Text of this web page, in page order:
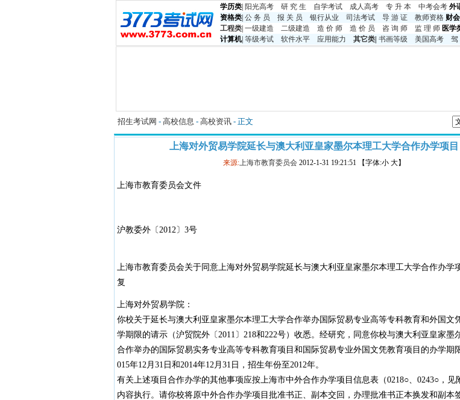
学历类 阳光高考 研 究 生 自学考试 成人高考 专 升 本 中考会考 外
资格类 公 务 员 报 关 员 银行从业 司法考试 导 游 证 教师资格 财
工程类 一级建造 二级建造 造 价 师 造 价 员 咨 询 师 监 理 师 医学
计算机| 等级考试 软件水平 应用能力 其它类 书画等级 美国高考 驾
招生考试网 - 高校信息 - 高校资讯 - 正文
上海对外贸易学院延长与澳大利亚皇家墨尔本理工大学合作办学项目
来源:上海市教育委员会 2012-1-31 19:21:51 【字体:小 大】
上海市教育委员会文件
沪教委外〔2012〕3号
上海市教育委员会关于同意上海对外贸易学院延长与澳大利亚皇家墨尔本理工大学合作办学
复
上海对外贸易学院：
你校关于延长与澳大利亚皇家墨尔本理工大学合作举办国际贸易专业高等专科教育和外国文
学期限的请示（沪贸院外〔2011〕218和222号）收悉。经研究，同意你校与澳大利亚皇家墨
合作举办的国际贸易实务专业高等专科教育项目和国际贸易专业外国文凭教育项目的办学期
015年12月31日和2014年12月31日，招生年份至2012年。
有关上述项目合作办学的其他事项应按上海市中外合作办学项目信息表（0218○、0243○，见
内容执行。请你校将原中外合作办学项目批准书正、副本交回，办理批准书正本换发和副本